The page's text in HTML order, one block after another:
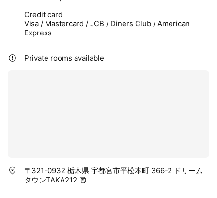
Credit card
Visa / Mastercard / JCB / Diners Club / American
Express
Private rooms available
〒321-0932 栃木県 宇都宮市平松本町 366-2 ドリーム
タウンTAKA212